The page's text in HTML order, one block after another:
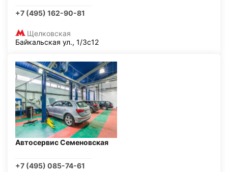
+7 (495) 162-90-81
Щелковская
Байкальская ул., 1/3с12
Автосервис Семеновская
+7 (495) 085-74-61